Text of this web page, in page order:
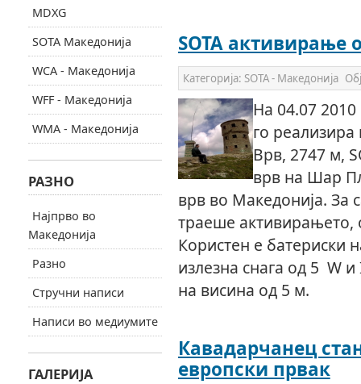
SOTA активирање
Категорија: SOTA - Македонија
На 04.07
го
Врв, 2747 м,
врв на Шар
врв во Македонија. За
траеше активирањето,
Користен е батериски
излезна снага од 5 W
на висина од 5 м.
Кавадарчанец
европски првак
MDXG
SOTA Македонија
WCA - Македонија
WFF - Македонија
WMA - Македонија
РАЗНО
Најпрво во
Македонија
Разно
Стручни написи
Написи во медиумите
ГАЛЕРИЈА